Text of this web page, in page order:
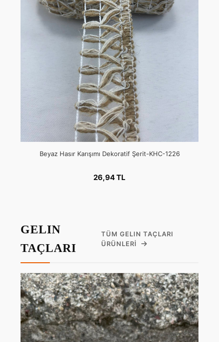
Beyaz Hasır Karışımı Dekoratif Şerit-KHC-1226
26,94 TL
GELIN
TAÇLARI
TÜM GELIN TAÇLARI
ÜRÜNLERI